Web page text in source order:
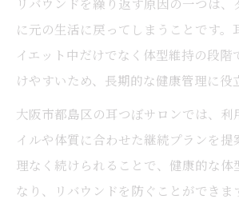
に元の生活に戻ってしまうことです。
イエット中だけでなく体型維持の段階
けやすいため、長期的な健康管理に役
大阪市都島区の耳つぼサロンでは、利
イルや体質に合わせた継続プランを提
理なく続けられることで、健康的な体
なり、リバウンドを防ぐことができま